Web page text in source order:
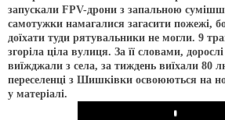
запускали FPV-дрони з запальною
самотужки намагалися загасити пожежі,
доїхати туди рятувальники не могли. 9
згоріла ціла вулиця. За її словами,
виїжджали з села, за тиждень виїхали 80
переселенці з Шишківки освоюються на
у матеріалі.